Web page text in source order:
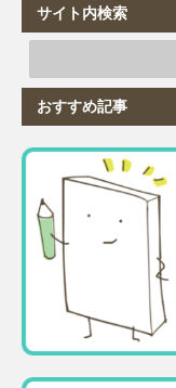
サイト内検索
おすすめ記事